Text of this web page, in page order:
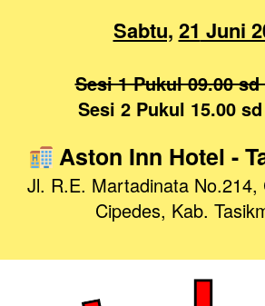
Sabtu, 21 Juni
Sesi 1 Pukul 09.00
Sesi 2 Pukul 15.00
Aston Inn Hotel -
Jl. R.E. Martadinata No.214,
Cipedes, Kab.